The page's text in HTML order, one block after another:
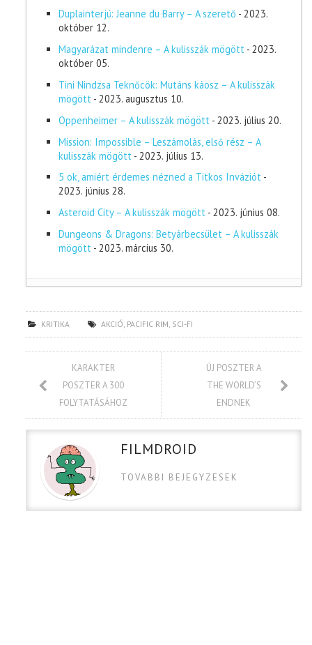
Duplainterjú: Jeanne du Barry – A szerető - 2023.
október 12.
Magyarázat mindenre – A kulisszák mögött - 2023.
október 05.
Tini Nindzsa Teknőcök: Mutáns káosz – A kulisszák
mögött - 2023. augusztus 10.
Oppenheimer – A kulisszák mögött - 2023. július 20.
Mission: Impossible – Leszámolás, első rész – A
kulisszák mögött - 2023. július 13.
5 ok, amiért érdemes nézned a Titkos Inváziót -
2023. június 28.
Asteroid City – A kulisszák mögött - 2023. június 08.
Dungeons & Dragons: Betyárbecsület – A kulisszák
mögött - 2023. március 30.
KRITIKA AKCIÓ, PACIFIC RIM, SCI-FI
KARAKTER
POSZTER A 300
FOLYTATÁSÁHOZ
ÚJ POSZTER A
THE WORLD’S
ENDNEK
FILMDROID
TOVABBI BEJEGYZESEK